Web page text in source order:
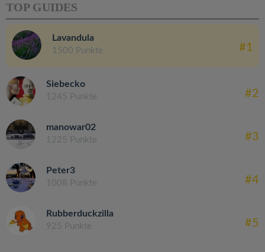
TOP GUIDES
Lavandula
1500 Punkte #1
Siebecko
1245 Punkte #2
manowar02
1225 Punkte #3
Peter3
1008 Punkte #4
Rubberduckzilla
925 Punkte #5